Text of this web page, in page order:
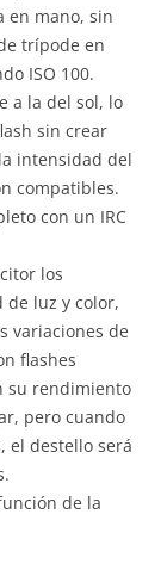
en mano, sin
trípode en
ISO 100.
a la del sol, lo
sin crear
intensidad del
compatibles.
con un IRC
los
de luz y color,
variaciones de
flashes
su rendimiento
pero cuando
el destello será
de la